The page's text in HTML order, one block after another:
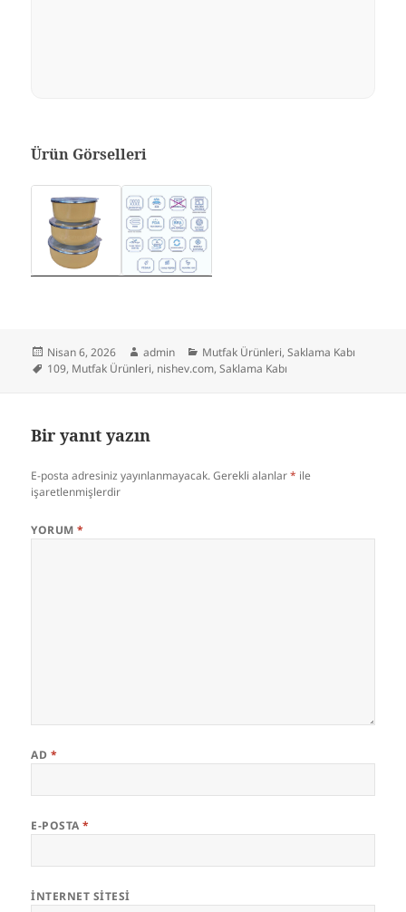
Ürün Görselleri
Yayın
tarihi
Nisan 6, 2026 Yazar
admin Kategoriler
Mutfak Ürünleri,Saklama Kabı
Etiketler
109, Mutfak Ürünleri, nishev.com,Saklama Kabı
Bir yanıt yazın
E-posta adresiniz yayınlanmayacak. Gerekli alanlar* ile
işaretlenmişlerdir
YORUM*
AD *
E-POSTA*
İNTERNET SITESI